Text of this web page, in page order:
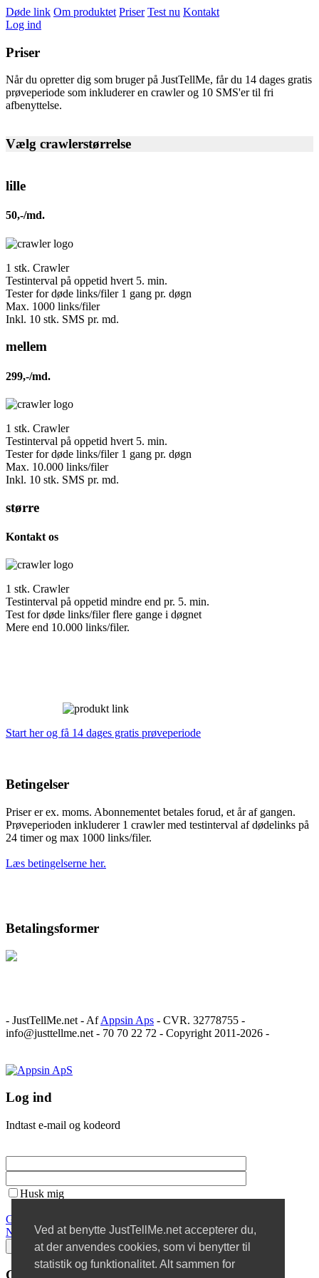
Ved at benytte JustTellMe.net accepterer du,
at der anvendes cookies, som vi benytter til
statistik og funktionalitet. Alt sammen for
Døde link Om produktet Priser Test nu Kontakt
Log ind
Priser
Når du opretter dig som bruger på JustTellMe, får du 14 dages gratis
prøveperiode som inkluderer en crawler og 10 SMS'er til fri
afbenyttelse.
Vælg crawlerstørrelse
lille
50,-/md.
1 stk. Crawler
Testinterval på oppetid hvert 5. min.
Tester for døde links/filer 1 gang pr. døgn
Max. 1000 links/filer
Inkl. 10 stk. SMS pr. md.
mellem
299,-/md.
1 stk. Crawler
Testinterval på oppetid hvert 5. min.
Tester for døde links/filer 1 gang pr. døgn
Max. 10.000 links/filer
Inkl. 10 stk. SMS pr. md.
større
Kontakt os
1 stk. Crawler
Testinterval på oppetid mindre end pr. 5. min.
Test for døde links/filer flere gange i døgnet
Mere end 10.000 links/filer.
Start her og få 14 dages gratis prøveperiode
Betingelser
Priser er ex. moms. Abonnementet betales forud, et år af gangen.
Prøveperioden inkluderer 1 crawler med testinterval af dødelinks på
24 timer og max 1000 links/filer.
Læs betingelserne her.
Betalingsformer
- JustTellMe.net - AfAppsin Aps - CVR. 32778755 -
info@justtellme.net - 70 70 22 72 - Copyright 2011-2026 -
Log ind
Indtast e-mail og kodeord
Husk mig
Glemt password?
Ny bruger?
Glemt password